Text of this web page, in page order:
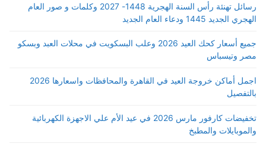
رسائل تهنئة رأس السنة الهجرية 1448- 2027 وكلمات و صور العام
الهجري الجديد 1445 ودعاء العام الجديد
جميع أسعار كحك العيد 2026 وعلب البسكويت في محلات العبد وبسكو
مصر وتيسباس
اجمل أماكن خروجة العيد في القاهرة والمحافظات واسعارها 2026
بالتفصيل
تخفيضات كارفور مارس 2026 في عيد الأم علي الاجهزة الكهربائية
والموبايلات والمطبخ